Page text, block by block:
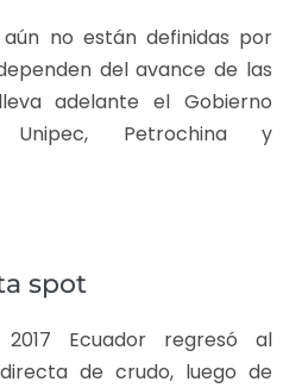
no están definidas por
del avance de las
adelante el Gobierno
Unipec, Petrochina y
spot
Ecuador regresó al
de crudo, luego de